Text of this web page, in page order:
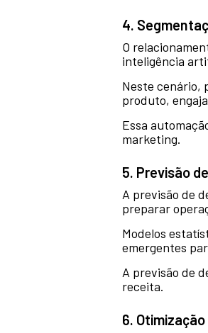
4.
O
inteligência
Neste cenário,
produto,
Essa
marketing.
5. Previsão
A previsão de
preparar
Modelos
emergentes
A previsão de
receita.
6.